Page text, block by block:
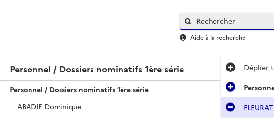
Aide à la recherche
Personnel / Dossiers nominatifs 1ère série
Personnel / Dossiers nominatifs 1ère série
ABADIE Dominique
Déplier